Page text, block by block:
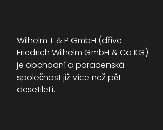
Wilhelm T & P GmbH (dříve
Friedrich Wilhelm GmbH & Co KG)
je obchodní a poradenská
společnost již více než pět
desetiletí.